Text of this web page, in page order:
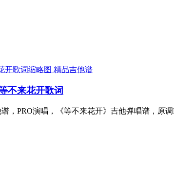
精品吉他谱
不来花开歌词
，PRO演唱，《等不来花开》吉他弹唱谱，原